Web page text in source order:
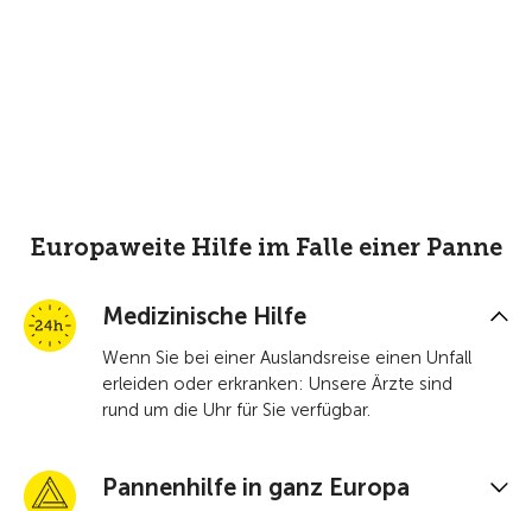
Europaweite Hilfe im Falle einer Panne
Medizinische Hilfe
Wenn Sie bei einer Auslandsreise einen Unfall
erleiden oder erkranken: Unsere Ärzte sind
rund um die Uhr für Sie verfügbar.
Pannenhilfe in ganz Europa